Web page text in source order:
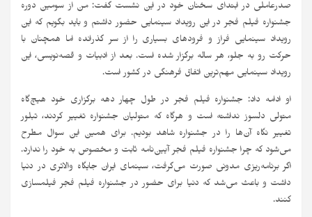
صدرعاملی در ابتدای سخنان خود در این نشست گفت: من از سومین دوره
جشنواره فیلم فجر در این رویداد سینمایی حضور داشتم و باید بگویم که این
رویداد سینمایی فراز و فرودهای بسیاری را از سر گذرانده اما همچنان با
حرکت رو به جلو، هر ساله برگزار شده است. بعد از ادبیات و قصه‌نویسی، این
رویداد سینمایی مهم‌ترین اتفاق فرهنگی در کشور است.
او ادامه داد: جشنواره فیلم فجر در طول چهار دهه برگزاری خود هیچ‌گاه
متولی دلسوز نداشته است و هرگاه که متولیان جشنواره تغییر کردند، تبلور
تغییر نگاه آن‌ها را در جشنواره شاهد بودیم. برای همین این سوال مطرح
می‌شود که چرا جشنواره فیلم فجر آیین‌نامه ثابت و مخصوص به خود را ندارد.
اگر برنامه‌ریزی مدونی صورت می‌گرفت، سینمای ایران جایگاه والاتری در دنیا
داشت و باعث می‌شد که دنیا برای حضور در جشنواره فیلم فجر فیلمسازی
کنند.